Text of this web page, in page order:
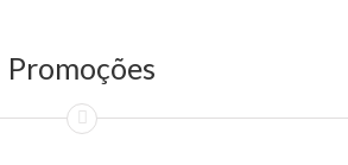
Promoções